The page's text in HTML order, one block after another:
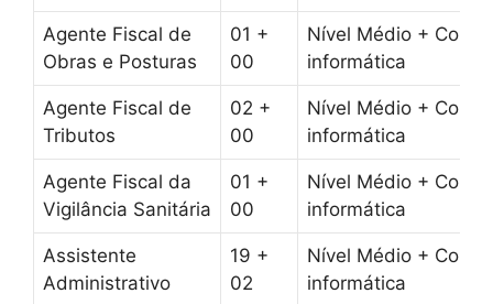
Agente Fiscal de
Obras e Posturas
01 +
00
Nível Médio +
informática
Agente Fiscal de
Tributos
02 +
00
Nível Médio +
informática
Agente Fiscal da
Vigilância Sanitária
01 +
00
Nível Médio +
informática
Assistente
Administrativo
19 +
02
Nível Médio +
informática